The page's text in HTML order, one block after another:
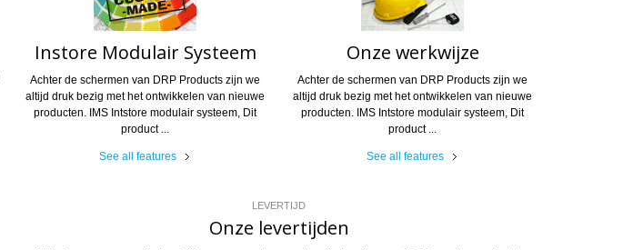
Instore Modulair Systeem
Achter de schermen van DRP Products zijn we
altijd druk bezig met het ontwikkelen van nieuwe
producten. IMS Intstore modulair systeem, Dit
product ...
See all features
Onze werkwijze
Achter de schermen van DRP Products zijn we
altijd druk bezig met het ontwikkelen van nieuwe
producten. IMS Intstore modulair systeem, Dit
product ...
See all features
LEVERTIJD
Onze levertijden